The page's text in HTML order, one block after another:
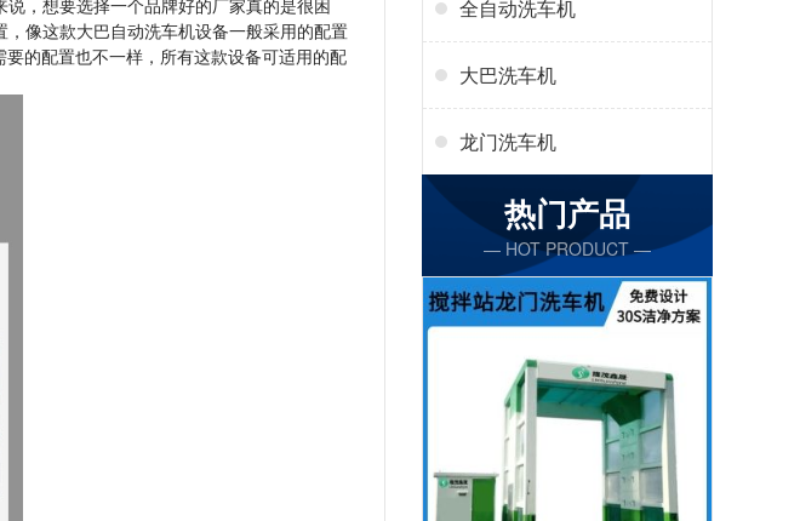
，想要选择一个品牌好的厂家真的是很困
像这款大巴自动洗车机设备一般采用的配置
的配置也不一样，所有这款设备可适用的配
全自动洗车机
大巴洗车机
龙门洗车机
热门产品
— HOT PRODUCT —